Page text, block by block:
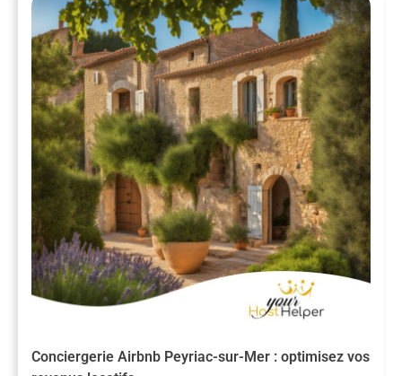
Conciergerie Airbnb Peyriac-sur-Mer : optimisez vos